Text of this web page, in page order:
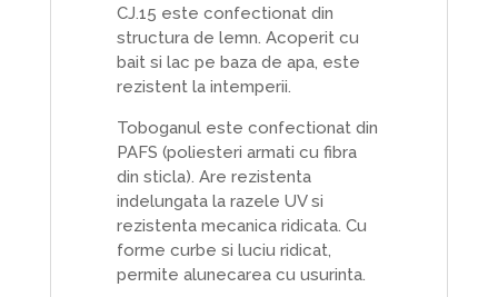
CJ.15 este confectionat din
structura de lemn. Acoperit cu
bait si lac pe baza de apa, este
rezistent la intemperii.
Toboganul este confectionat din
PAFS (poliesteri armati cu fibra
din sticla). Are rezistenta
indelungata la razele UV si
rezistenta mecanica ridicata. Cu
forme curbe si luciu ridicat,
permite alunecarea cu usurinta.